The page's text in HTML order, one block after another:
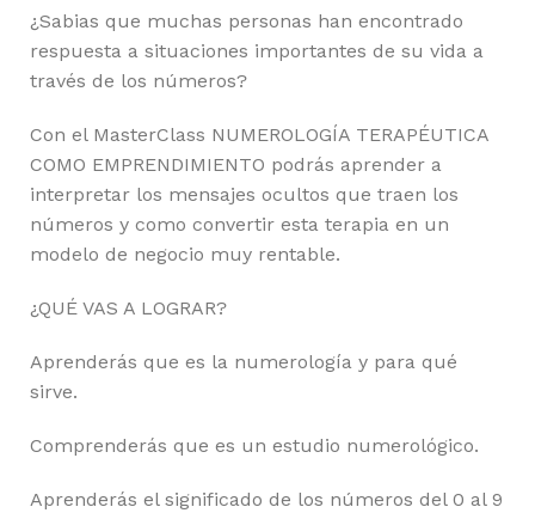
¿Sabias que muchas personas han encontrado
respuesta a situaciones importantes de su vida a
través de los números?
Con el MasterClass NUMEROLOGÍA TERAPÉUTICA
COMO EMPRENDIMIENTO podrás aprender a
interpretar los mensajes ocultos que traen los
números y como convertir esta terapia en un
modelo de negocio muy rentable.
¿QUÉ VAS A LOGRAR?
Aprenderás que es la numerología y para qué
sirve.
Comprenderás que es un estudio numerológico.
Aprenderás el significado de los números del 0 al 9